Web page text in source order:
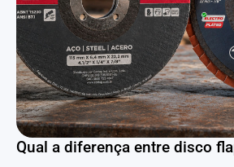
Qual a diferença entre disco